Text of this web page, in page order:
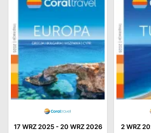
17 WRZ 2025- 20 WRZ 2026 2 WRZ